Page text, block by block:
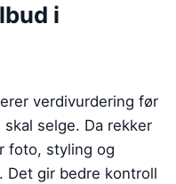
i
verdivurdering før
selge. Da rekker
foto, styling og
Det gir bedre kontroll